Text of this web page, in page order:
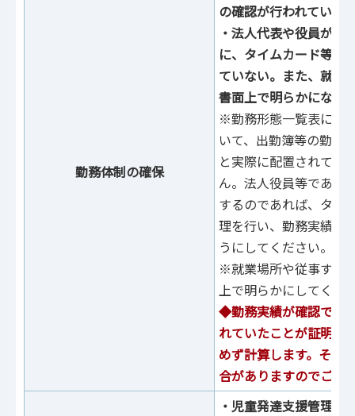
勤務体制の確保
の確認が行われていな
・法人代表や役員が従
に、タイムカード等に
ていない。また、就業
書面上で明らかになっ
※勤務形態⼀覧表に記
いて、出勤簿等の勤務
と実際に配置されてい
ん。法⼈役員等であっ
するのであれば、タイ
理を行い、勤務実績が
うにしてください。
※就業場所や従事する
上で明らかにしてくだ
◆勤務実績が確認でき
れていたことが証明で
めず計算します。その
合がありますのでご注
‧児童発達支援管理責